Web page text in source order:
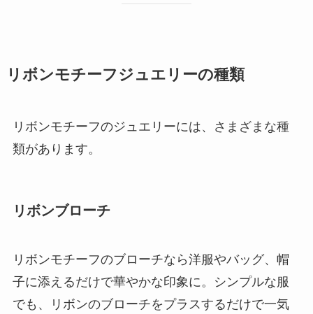
リボンモチーフジュエリーの種類
リボンモチーフのジュエリーには、さまざまな種
類があります。
リボンブローチ
リボンモチーフのブローチなら洋服やバッグ、帽
子に添えるだけで華やかな印象に。シンプルな服
でも、リボンのブローチをプラスするだけで一気